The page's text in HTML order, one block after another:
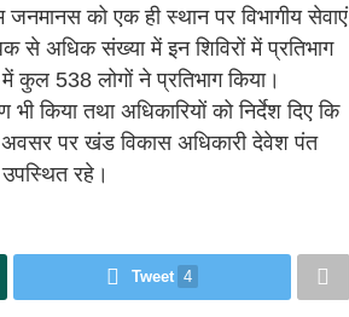
को एक ही स्थान पर विभागीय सेवाएं
से अधिक संख्या में इन शिविरों में प्रतिभाग
538 लोगों ने प्रतिभाग किया।
भी किया तथा अधिकारियों को निर्देश दिए कि
अवसर पर खंड विकास अधिकारी देवेश पंत
उपस्थित रहे।
Tweet 4